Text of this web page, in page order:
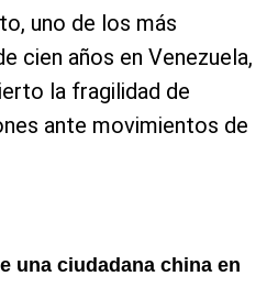
uno de los más
cien años en Venezuela,
la fragilidad de
ante movimientos de
una ciudadana china en